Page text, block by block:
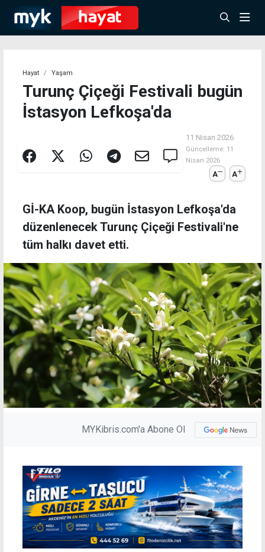
Hayat Yaşam
Turunç Çiçeği Festivali bugün
İstasyon Lefkoşa'da
11 Nisan 2026
Güncelleme: 11
Nisan 2026
A A
Gİ-KA Koop, bugün İstasyon Lefkoşa'da
düzenlenecek Turunç Çiçeği Festivali'ne
tüm halkı davet etti.
MYKibris.com'a Abone Ol